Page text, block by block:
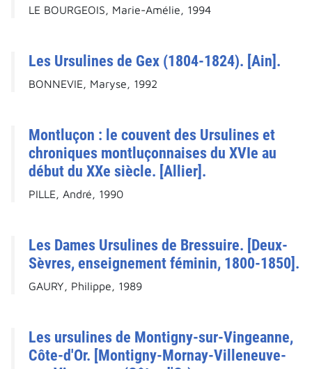
LE BOURGEOIS, Marie-Amélie, 1994
Les Ursulines de Gex (1804-1824). [Ain].
BONNEVIE, Maryse, 1992
Montluçon : le couvent des Ursulines et
chroniques montluçonnaises du XVIe au
début du XXe siècle. [Allier].
PILLE, André, 1990
Les Dames Ursulines de Bressuire. [Deux-
Sèvres, enseignement féminin, 1800-1850].
GAURY, Philippe, 1989
Les ursulines de Montigny-sur-Vingeanne,
Côte-d'Or. [Montigny-Mornay-Villeneuve-